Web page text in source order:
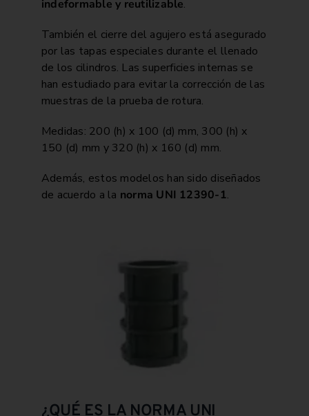
indeformable y reutilizable.
También el cierre del agujero está asegurado
por las tapas especiales durante el llenado
de los cilindros. Las superficies internas se
han estudiado para evitar la corrección de las
muestras de la prueba de rotura.
Medidas: 200 (h) x 100 (d) mm, 300 (h) x
150 (d) mm y 320 (h) x 160 (d) mm.
Además, estos modelos han sido diseñados
de acuerdo a la norma UNI 12390-1.
¿QUÉ ES LA NORMA UNI